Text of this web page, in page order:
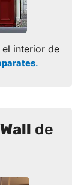
interior de
.
de